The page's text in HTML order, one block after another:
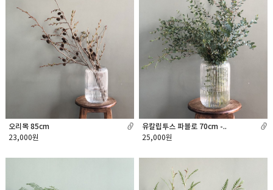
오리목 85cm
23,000원
유칼립투스 파블로 70cm -..
25,000원